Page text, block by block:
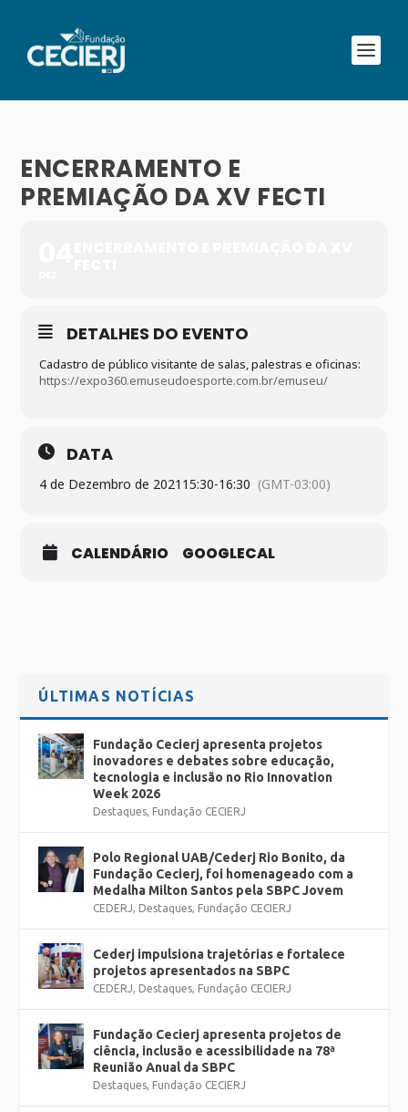
ENCERRAMENTO E
PREMIAÇÃO DA XV FECTI
DETALHES DO EVENTO
Cadastro de público visitante de salas, palestras e oficinas:
https://expo360.emuseudoesporte.com.br/emuseu/
DATA
4 de Dezembro de 2021 15:30-16:30 (GMT-03:00)
CALENDÁRIO GOOGLECAL
ÚLTIMAS NOTÍCIAS
Fundação Cecierj apresenta projetos
inovadores e debates sobre educação,
tecnologia e inclusão no Rio Innovation
Week 2026
Destaques, Fundação CECIERJ
Polo Regional UAB/Cederj Rio Bonito, da
Fundação Cecierj, foi homenageado com a
Medalha Milton Santos pela SBPC Jovem
CEDERJ, Destaques, Fundação CECIERJ
Cederj impulsiona trajetórias e fortalece
projetos apresentados na SBPC
CEDERJ, Destaques, Fundação CECIERJ
Fundação Cecierj apresenta projetos de
ciência, inclusão e acessibilidade na 78ª
Reunião Anual da SBPC
Destaques, Fundação CECIERJ